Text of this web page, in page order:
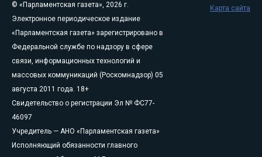
© «Парламентская газета», 2026 г.
Электронное периодическое издание
«Парламентская газета» зарегистрировано в
Федеральной службе по надзору в сфере
связи, информационных технологий и
массовых коммуникаций (Роскомнадзор) 05
августа 2011 года. 18+
Свидетельство о регистрации Эл № ФС77-
46097
Учредитель — АНО «Парламентская газета»
Исполняющий обязанности главного
Карта сайта